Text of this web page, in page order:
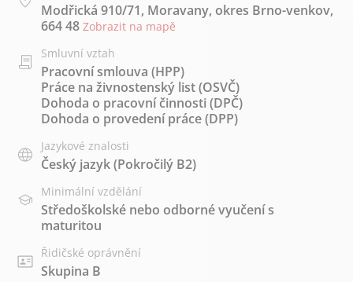
Modřická 910/71, Moravany, okres Brno-venkov,
664 48 Zobrazit na mapě
Smluvní vztah
Pracovní smlouva (HPP)
Práce na živnostenský list (OSVČ)
Dohoda o pracovní činnosti (DPČ)
Dohoda o provedení práce (DPP)
Jazykové znalosti
Český jazyk(Pokročilý B2)
Minimální vzdělání
Středoškolské nebo odborné vyučení s
maturitou
Řidičské oprávnění
Skupina B